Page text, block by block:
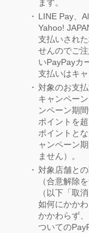
ます。
LINE Pay、
Yahoo!
支払いされ
せんのでご
いPayPayカ
支払いはキ
対象のお支
キャンペー
ンペーン期
ポイントを
ポイントと
ャンペーン
ません）。
対象店舗と
（合意解除
（以下「取
如何にかか
かかわらず
ついての